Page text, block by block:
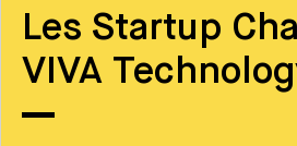
Les Startup
VIVA